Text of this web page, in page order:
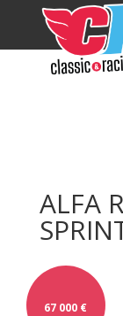
ALFA
67 000 €